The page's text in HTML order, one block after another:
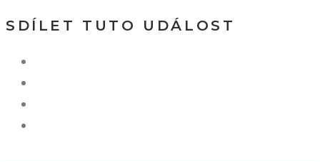
SDÍLET TUTO UDÁLOST